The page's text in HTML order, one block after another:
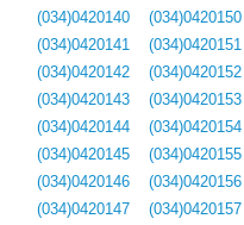
(034)0420140
(034)0420141
(034)0420142
(034)0420143
(034)0420144
(034)0420145
(034)0420146
(034)0420147
(034)0420150
(034)0420151
(034)0420152
(034)0420153
(034)0420154
(034)0420155
(034)0420156
(034)0420157